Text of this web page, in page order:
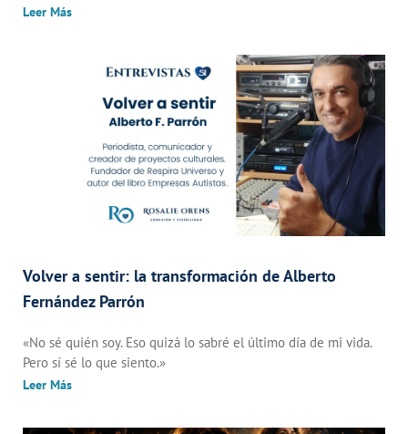
Leer Más
Volver a sentir: la transformación de Alberto
Fernández Parrón
«No sé quién soy. Eso quizá lo sabré el último día de mi vida.
Pero sí sé lo que siento.»
Leer Más